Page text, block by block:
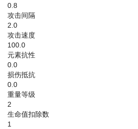
0.8
攻击间隔
2.0
攻击速度
100.0
元素抗性
0.0
损伤抵抗
0.0
重量等级
2
生命值扣除数
1